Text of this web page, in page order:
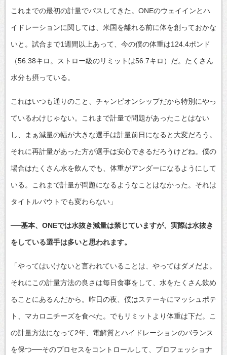
これまでの最初の計量でパスしてきた。ONEのウェイインとハ
イドレーションに関しては、米国を離れる前に体を創っておかな
いと。試合まで1週間以上あって、今の僕の体重は124.4ポンド
（56.38キロ。ストロー級のリミットは56.7キロ）だ。たくさん
水分も摂っている。
これはいつも通りのこと、チャンピオンシップだから特別にやっ
ているわけじゃない。これまで計量で問題があったことはない
し、まぁ減量の幅が大きな選手は計量前日になると大変だろう。
それに再計量があった方が選手は安心できるだろうけどね。僕の
場合はたくさん水を飲んでも、体重がアンダーになるようにして
いる。これまで計量が問題になるようなことはなかった。それは
タイトルバウトでも変わらない」
──基本、ONEでは水抜き減量は禁じていますが、実際は水抜き
をしている選手は多いと思われます。
「やってはいけないと言われていることは、やってはダメだよ。
それにこの計量方法の良さは毎日食事をして、水をたくさん飲め
ることにあるんだから。昨日の夜、僕はステーキにマッシュポテ
ト、マカロニチーズを食べた。でもリミットより体重は下だ。こ
の計量方法になって2年、電解質とハイドレーションのバランス
を保つ──そのプロセスをコントロールして、プロフェッショナ